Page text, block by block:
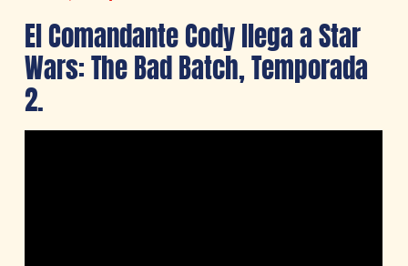
El Comandante Cody llega a Star
Wars: The Bad Batch, Temporada
2.